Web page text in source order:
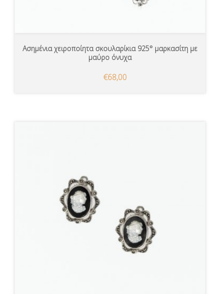
Ασημένια χειροποίητα σκουλαρίκια 925° μαρκασίτη με
μαύρο όνυχα
€68,00